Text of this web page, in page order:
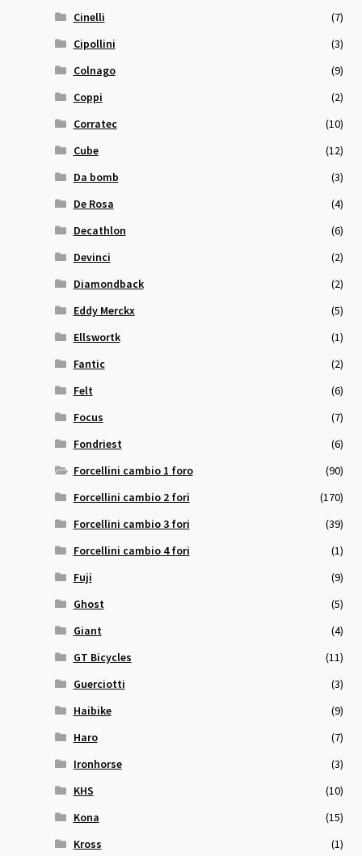
Cinelli
(7)
Cipollini
(3)
Colnago
(9)
Coppi
(2)
Corratec
(10)
Cube
(12)
Da bomb
(3)
De Rosa
(4)
Decathlon
(6)
Devinci
(2)
Diamondback
(2)
Eddy Merckx
(5)
Ellswortk
(1)
Fantic
(2)
Felt
(6)
Focus
(7)
Fondriest
(6)
Forcellini cambio 1 foro
(90)
Forcellini cambio 2 fori
(170)
Forcellini cambio 3 fori
(39)
Forcellini cambio 4 fori
(1)
Fuji
(9)
Ghost
(5)
Giant
(4)
GT Bicycles
(11)
Guerciotti
(3)
Haibike
(9)
Haro
(7)
Ironhorse
(3)
KHS
(10)
Kona
(15)
Kross
(1)